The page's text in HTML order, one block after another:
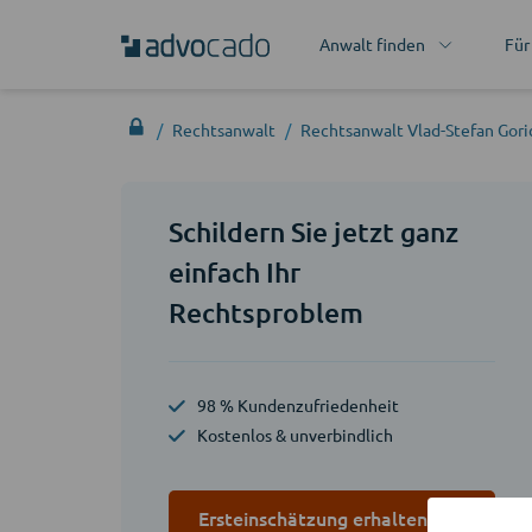
Anwalt finden
Rechtsanwalt Rechtsanwalt Vlad-Stefan
Schildern Sie jetzt ganz
einfach Ihr
Rechtsproblem
98 % Kundenzufriedenheit
Kostenlos & unverbindlich
Ersteinschätzung erhalten